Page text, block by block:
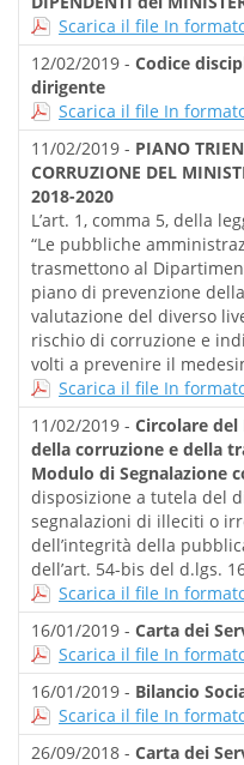
Scarica il file In
12/02/2019 - Codice
dirigente
Scarica il file In
11/02/2019 - PIANO
CORRUZIONE DEL
2018-2020
L’art. 1, comma 5, della
“Le pubbliche
trasmettono al
piano di prevenzione
valutazione del diverso
rischio di corruzione e
volti a prevenire il
Scarica il file In
11/02/2019 - Circolare del
della corruzione e della
Modulo di Segnalazione
disposizione a tutela del
segnalazioni di illeciti o
dell’integrità della
dell’art. 54-bis del d.lgs.
Scarica il file In
16/01/2019 - Carta dei
Scarica il file In
16/01/2019 - Bilancio
Scarica il file In
26/09/2018 - Carta dei